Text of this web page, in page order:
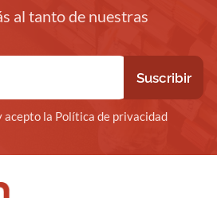
al tanto de nuestras
acepto la Política de privacidad